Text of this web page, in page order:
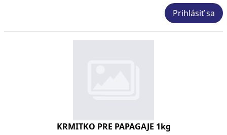
Prihlásiť sa
KRMITKO PRE PAPAGAJE 1kg